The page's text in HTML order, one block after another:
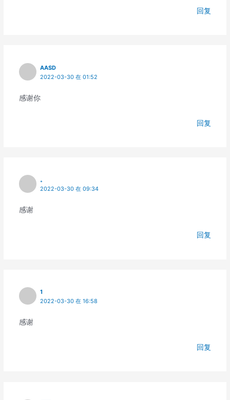
回复
AASD
2022-03-30 在 01:52
感谢你
回复
。
2022-03-30 在 09:34
感谢
回复
1
2022-03-30 在 16:58
感谢
回复